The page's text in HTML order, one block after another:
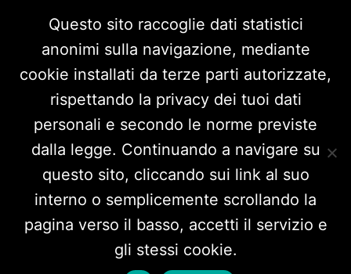
Tag:Arte
Questo sito raccoglie dati statistici
anonimi sulla navigazione, mediante
cookie installati da terze parti autorizzate,
rispettando la privacy dei tuoi dati
personali e secondo le norme previste
dalla legge. Continuando a navigare su
questo sito, cliccando sui link al suo
interno o semplicemente scrollando la
pagina verso il basso, accetti il servizio e
gli stessi cookie.